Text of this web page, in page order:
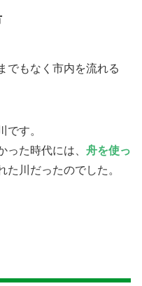
でもなく市内を流れる
です。
った時代には、 舟を使っ
た川だったのでした。